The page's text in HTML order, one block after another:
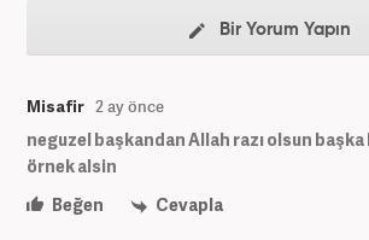
Bir Yorum Yapın
Misafir 2 ay önce
neguzel başkandan Allah razı olsun
örnek alsin
Beğen
Cevapla